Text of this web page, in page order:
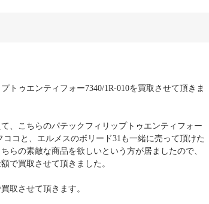
トゥエンティフォー7340/1R-010を買取させて頂きま
、こちらのパテックフィリップトゥエンティフォー
ココと、エルメスのボリード31も一緒に売って頂けた
らの素敵な商品を欲しいという方が居ましたので、
で買取させて頂きました。
取させて頂きます。